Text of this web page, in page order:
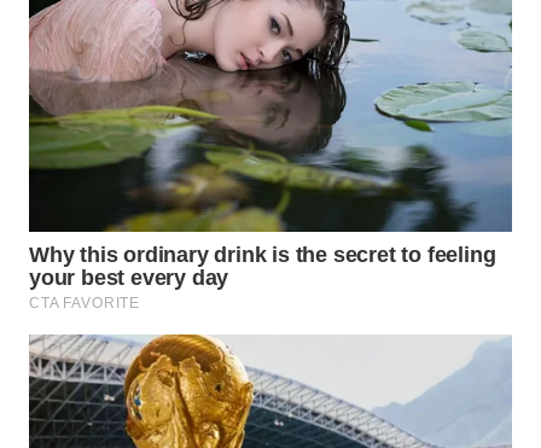
WN
KALSEL
WN
KALTIM
WN
GORONTALO
WN
SULUT